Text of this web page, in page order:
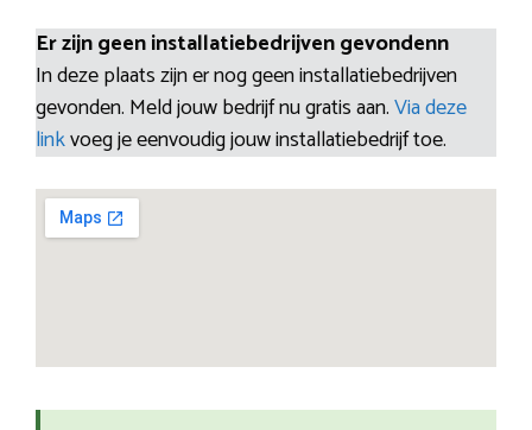
Er zijn geen installatiebedrijven gevondenn
In deze plaats zijn er nog geen installatiebedrijven
gevonden. Meld jouw bedrijf nu gratis aan.Via deze
linkvoeg je eenvoudig jouw installatiebedrijf toe.